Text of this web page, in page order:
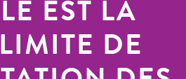
EST LA
DE